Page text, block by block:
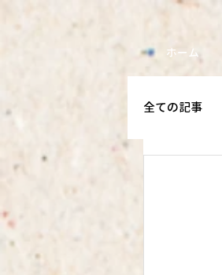
ホーム
全ての記事